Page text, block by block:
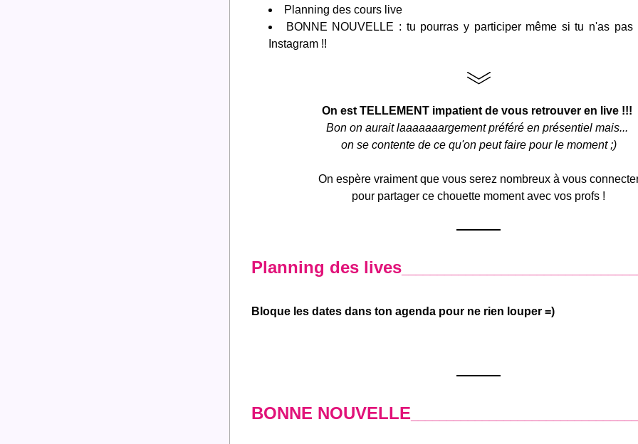
Planning des cours live
BONNE NOUVELLE : tu pourras y participer même si tu n'as pas
Instagram !!
On est TELLEMENT impatient de vous retrouver en live !!!
Bon on aurait laaaaaaargement préféré en présentiel mais...
on se contente de ce qu'on peut faire pour le moment ;)
On espère vraiment que vous serez nombreux à vous
pour partager ce chouette moment avec vos profs !
Planning des lives
Bloque les dates dans ton agenda pour ne rien louper =)
BONNE NOUVELLE